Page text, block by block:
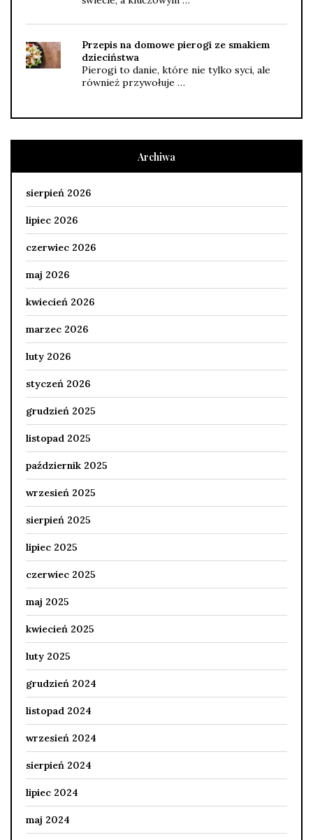
Przepis na domowe pierogi ze smakiem
dzieciństwa
Pierogi to danie, które nie tylko syci, ale
również przywołuje …
Archiwa
sierpień 2026
lipiec 2026
czerwiec 2026
maj 2026
kwiecień 2026
marzec 2026
luty 2026
styczeń 2026
grudzień 2025
listopad 2025
październik 2025
wrzesień 2025
sierpień 2025
lipiec 2025
czerwiec 2025
maj 2025
kwiecień 2025
luty 2025
grudzień 2024
listopad 2024
wrzesień 2024
sierpień 2024
lipiec 2024
maj 2024